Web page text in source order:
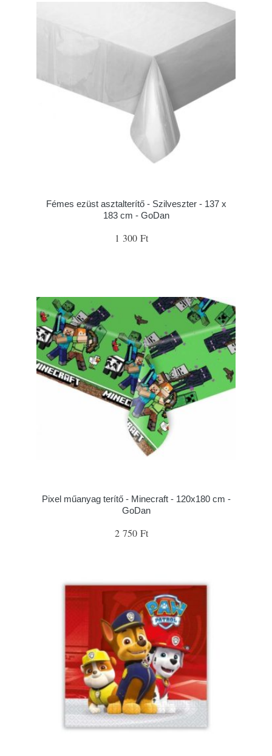
Fémes ezüst asztalterítő - Szilveszter - 137 x
183 cm - GoDan
1 300 Ft
Pixel műanyag terítő - Minecraft - 120x180 cm -
GoDan
2 750 Ft